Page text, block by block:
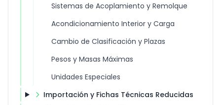
Sistemas de Acoplamiento y Remolque
Acondicionamiento Interior y Carga
Cambio de Clasificación y Plazas
Pesos y Masas Máximas
Unidades Especiales
Importación y Fichas Técnicas Reducidas